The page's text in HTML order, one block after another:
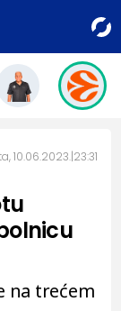
10.06.2023. 23:31
na trećem